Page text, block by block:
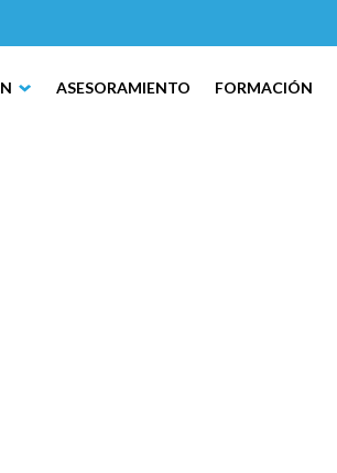
ASESORAMIENTO FORMACIÓN